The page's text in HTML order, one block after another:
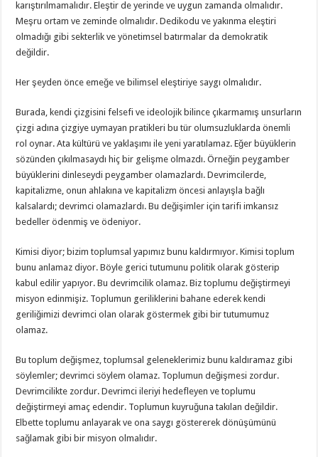
karıştırılmamalıdır. Eleştir de yerinde ve uygun zamanda olmalıdır.
Meşru ortam ve zeminde olmalıdır. Dedikodu ve yakınma eleştiri
olmadığı gibi sekterlik ve yönetimsel batırmalar da demokratik
değildir.
Her şeyden önce emeğe ve bilimsel eleştiriye saygı olmalıdır.
Burada, kendi çizgisini felsefi ve ideolojik bilince çıkarmamış unsurların
çizgi adına çizgiye uymayan pratikleri bu tür olumsuzluklarda önemli
rol oynar. Ata kültürü ve yaklaşımı ile yeni yaratılamaz. Eğer büyüklerin
sözünden çıkılmasaydı hiç bir gelişme olmazdı. Örneğin peygamber
büyüklerini dinleseydi peygamber olamazlardı. Devrimcilerde,
kapitalizme, onun ahlakına ve kapitalizm öncesi anlayışla bağlı
kalsalardı; devrimci olamazlardı. Bu değişimler için tarifi imkansız
bedeller ödenmiş ve ödeniyor.
Kimisi diyor; bizim toplumsal yapımız bunu kaldırmıyor. Kimisi toplum
bunu anlamaz diyor. Böyle gerici tutumunu politik olarak gösterip
kabul edilir yapıyor. Bu devrimcilik olamaz. Biz toplumu değiştirmeyi
misyon edinmişiz. Toplumun geriliklerini bahane ederek kendi
geriliğimizi devrimci olan olarak göstermek gibi bir tutumumuz
olamaz.
Bu toplum değişmez, toplumsal geleneklerimiz bunu kaldıramaz gibi
söylemler; devrimci söylem olamaz. Toplumun değişmesi zordur.
Devrimcilikte zordur. Devrimci ileriyi hedefleyen ve toplumu
değiştirmeyi amaç edendir. Toplumun kuyruğuna takılan değildir.
Elbette toplumu anlayarak ve ona saygı göstererek dönüşümünü
sağlamak gibi bir misyon olmalıdır.